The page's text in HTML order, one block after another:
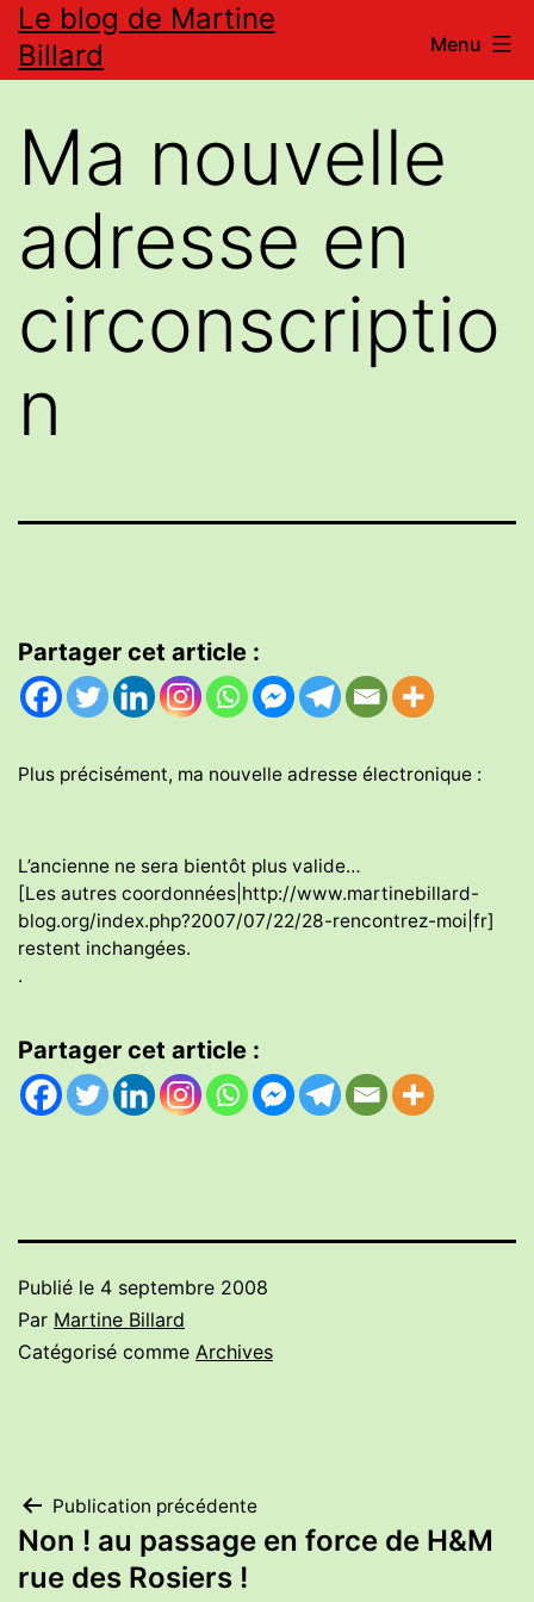
Aller
au
Le blog de Martine
Billard
Menu
Ma nouvelle
adresse en
circonscriptio
n
Partager cet article :
Plus précisément, ma nouvelle adresse électronique :
L’ancienne ne sera bientôt plus valide…
[Les autres coordonnées|http://www.martinebillard-
blog.org/index.php?2007/07/22/28-rencontrez-moi|fr]
restent inchangées.
.
Partager cet article :
Publié le 4 septembre 2008
Par Martine Billard
Catégorisé comme Archives
Navigation
de
Publication précédente
Non ! au passage en force de H&M
rue des Rosiers !